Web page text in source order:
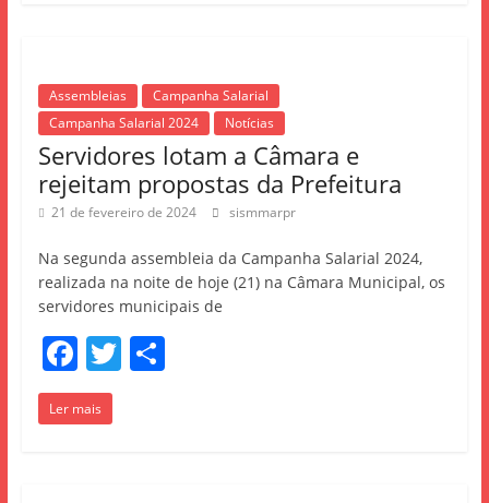
o
o
k
Assembleias
Campanha Salarial
Campanha Salarial 2024
Notícias
Servidores lotam a Câmara e
rejeitam propostas da Prefeitura
21 de fevereiro de 2024 sismmarpr
Na segunda assembleia da Campanha Salarial 2024,
realizada na noite de hoje (21) na Câmara Municipal, os
servidores municipais de
F
a
c
T S
Ler mais